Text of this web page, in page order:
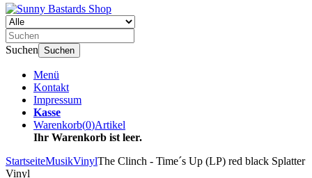
Suchen Suchen
Menü
Kontakt
Impressum
Kasse
Warenkorb(0)Artikel
Ihr Warenkorb ist leer.
StartseiteMusikVinylThe Clinch - Time´s Up (LP) red black Splatter
Vinyl